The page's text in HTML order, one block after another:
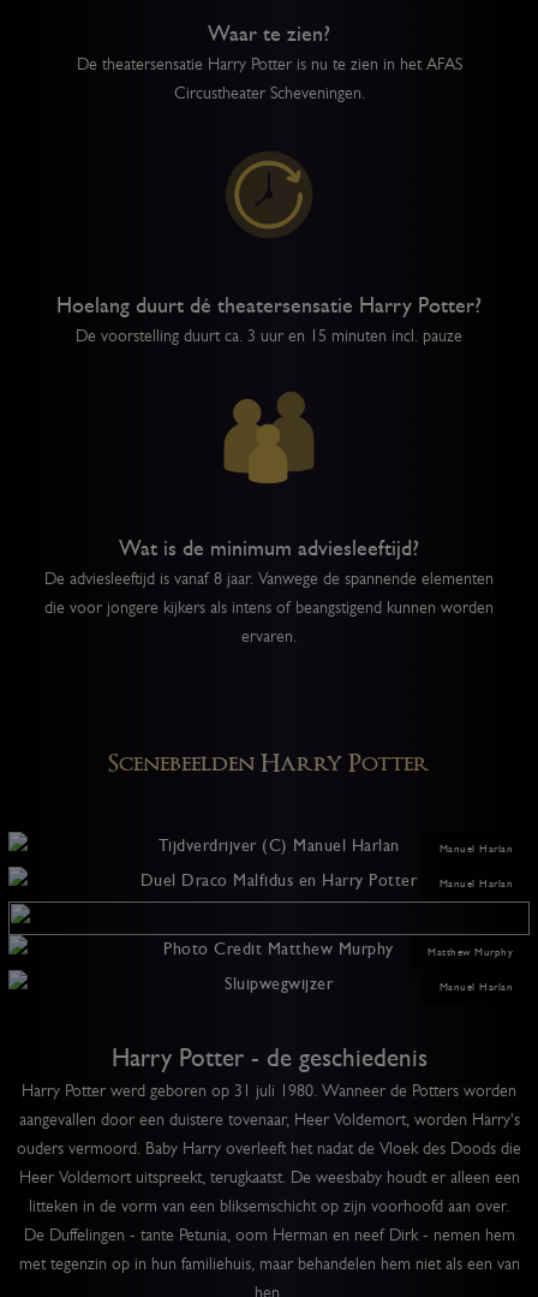
Waar te zien?
De theatersensatie Harry Potter is nu te zien in het AFAS
Circustheater Scheveningen.
Hoelang duurt dé theatersensatie Harry Potter?
De voorstelling duurt ca. 3 uur en 15 minuten incl. pauze
Wat is de minimum adviesleeftijd?
De adviesleeftijd is vanaf 8 jaar. Vanwege de spannende elementen
die voor jongere kijkers als intens of beangstigend kunnen worden
ervaren.
Scenebeelden Harry Potter
Manuel Harlan
Manuel Harlan
Matthew Murphy
Manuel Harlan
Harry Potter - de geschiedenis
Harry Potter werd geboren op 31 juli 1980. Wanneer de Potters worden
aangevallen door een duistere tovenaar, Heer Voldemort, worden Harry's
ouders vermoord. Baby Harry overleeft het nadat de Vloek des Doods die
Heer Voldemort uitspreekt, terugkaatst. De weesbaby houdt er alleen een
litteken in de vorm van een bliksemschicht op zijn voorhoofd aan over.
De Duffelingen - tante Petunia, oom Herman en neef Dirk - nemen hem
met tegenzin op in hun familiehuis, maar behandelen hem niet als een van
hen.